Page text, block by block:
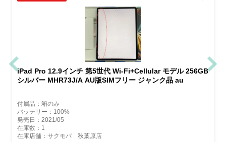
iPad Pro 12.9インチ 第5世代 Wi-Fi+Cellular モデル 256GB
シルバー MHR73J/A AU版SIMフリー ジャンク品 au
付属品：箱のみ
バッテリー：100%
発売日：2021/05
在庫数：1
在庫店舗：サクモバ 秋葉原店